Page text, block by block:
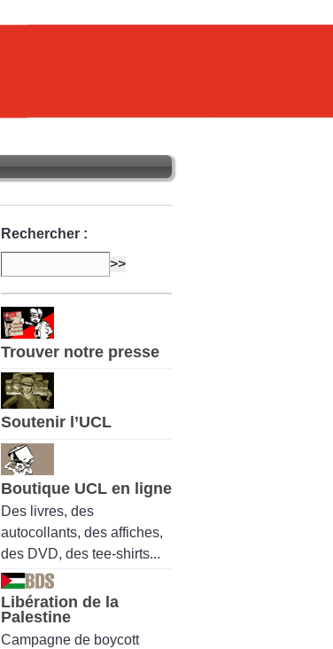
Rechercher :
Trouver notre presse
Soutenir l’UCL
Boutique UCL en ligne
Des livres, des
autocollants, des affiches,
des DVD, des tee-shirts...
Libération de la
Palestine
Campagne de boycott